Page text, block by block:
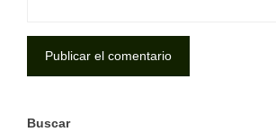
Buscar